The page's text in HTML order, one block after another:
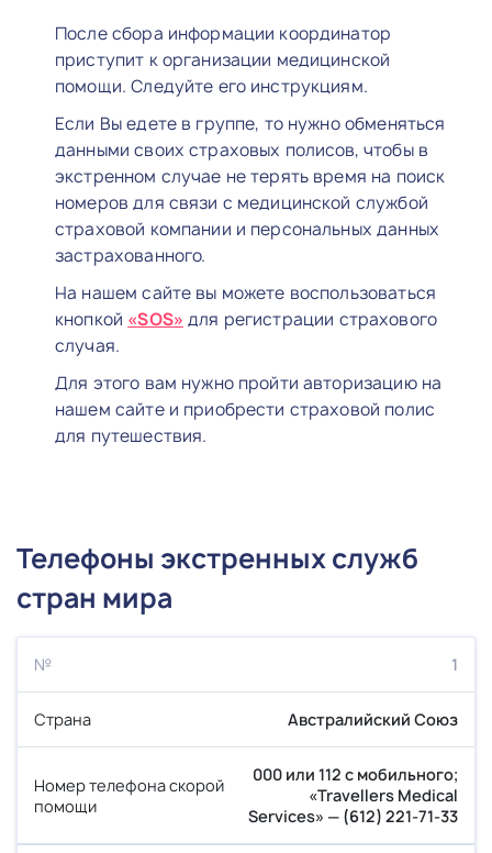
После сбора информации координатор
приступит к организации медицинской
помощи. Следуйте его инструкциям.
Если Вы едете в группе, то нужно обменяться
данными своих страховых полисов, чтобы в
экстренном случае не терять время на поиск
номеров для связи с медицинской службой
страховой компании и персональных данных
застрахованного.
На нашем сайте вы можете воспользоваться
кнопкой «SOS» для регистрации страхового
случая.
Для этого вам нужно пройти авторизацию на
нашем сайте и приобрести страховой полис
для путешествия.
Телефоны экстренных служб
стран мира
1
Австралийский Союз
000 или 112 с мобильного;
«Travellers Medical
Services» — (612) 221-71-33